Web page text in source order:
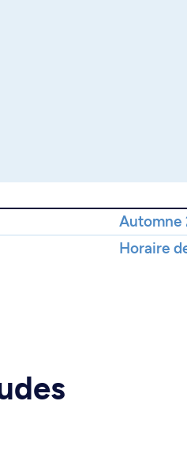
Automne
Horaire